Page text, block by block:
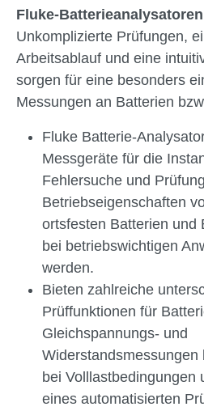
Fluke-
Unkomplizierte Prüfungen,
Arbeitsablauf und eine
sorgen für eine besonders
Messungen an Batterien
Fluke Batterie-
Messgeräte für die
Fehlersuche und
Betriebseigenschaften
ortsfesten Batterien und
bei betriebswichtigen
werden.
Bieten zahlreiche
Prüffunktionen für
Gleichspannungs- und
Widerstandsmessungen
bei Volllastbedingungen
eines automatisierten